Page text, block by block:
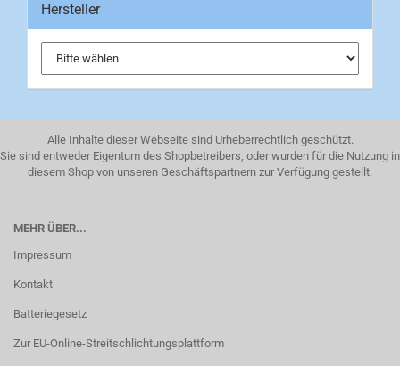
Hersteller
Alle Inhalte dieser Webseite sind Urheberrechtlich geschützt.
Sie sind entweder Eigentum des Shopbetreibers, oder wurden für die Nutzung in
diesem Shop von unseren Geschäftspartnern zur Verfügung gestellt.
MEHR ÜBER...
Impressum
Kontakt
Batteriegesetz
Zur EU-Online-Streitschlichtungsplattform